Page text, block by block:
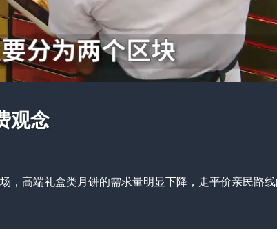
观念
高端礼盒类月饼的需求量明显下降，走平价亲民路线